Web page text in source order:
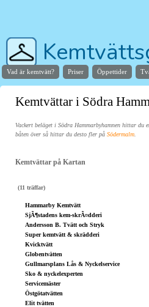
Hjälper dig hitta
Vad är kemtvätt? Priser Öppettider
Kemtvättar i Södra
Vackert beläget i Södra Hammarbyhamnen hittar du
båten över så hittar du desto fler på Södermalm
Kemtvättar på Kartan
(11 träffar)
Hammarby Kemtvätt
SjÃ¶stadens kem-skrÃ¤dderi
Andersson B. Tvätt och Stryk
Super kemtvätt & skrädderi
Kvicktvätt
Globentvätten
Gullmarsplans Lås & Nyckelservice
Sko & nyckelexperten
Servicemäster
Östgötatvätten
Elit tvätten